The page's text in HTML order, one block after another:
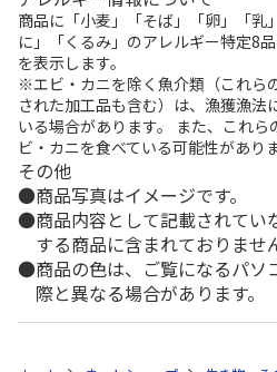
商品に「小麦」「そば」「卵」「乳
に」「くるみ」のアレルギー特定8
を表示します。
※エビ・カニを除く魚介類（これら
された加工品も含む）は、漁獲漁法
いる場合があります。 また、これ
ビ・カニを食べている可能性がありま
その他
商品写真はイメージです。
商品内容として記載されてい
する商品に含まれておりませ
商品の色は、ご覧になるパソ
際と異なる場合があります。